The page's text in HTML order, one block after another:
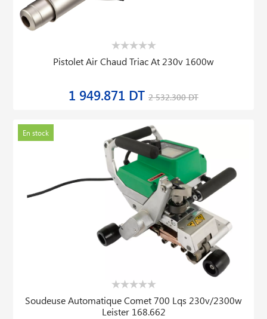
Pistolet Air Chaud Triac At 230v 1600w
1 949.871 DT 2 532.300 DT
En stock
Soudeuse Automatique Comet 700 Lqs 230v/2300w
Leister 168.662